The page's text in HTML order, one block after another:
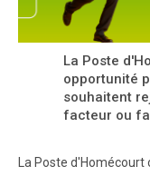
La Poste
opportunité
souhaitent
facteur ou
La Poste